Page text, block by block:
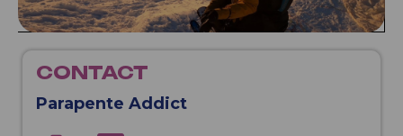
CONTACT
Parapente Addict